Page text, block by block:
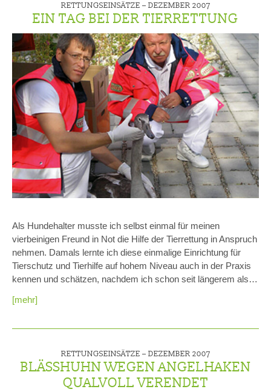
RETTUNGSEINSÄTZE – DEZEMBER 2007
EIN TAG BEI DER TIERRETTUNG
Als Hundehalter musste ich selbst einmal für meinen
vierbeinigen Freund in Not die Hilfe der Tierrettung in Anspruch
nehmen. Damals lernte ich diese einmalige Einrichtung für
Tierschutz und Tierhilfe auf hohem Niveau auch in der Praxis
kennen und schätzen, nachdem ich schon seit längerem als…
[mehr]
RETTUNGSEINSÄTZE – DEZEMBER 2007
BLÄSSHUHN WEGEN ANGELHAKEN
QUALVOLL VERENDET